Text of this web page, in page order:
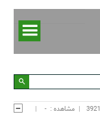
مشاهده : -